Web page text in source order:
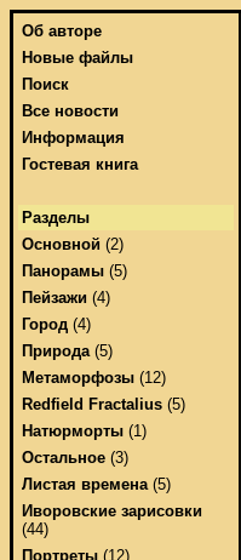
Об авторе
Новые файлы
Поиск
Все новости
Информация
Гостевая книга
Разделы
Основной (2)
Панорамы (5)
Пейзажи (4)
Город (4)
Природа(5)
Метаморфозы (12)
Redfield Fractalius (5)
Натюрморты (1)
Остальное (3)
Листая времена(5)
Иворовские зарисовки
(44)
Портреты (12)